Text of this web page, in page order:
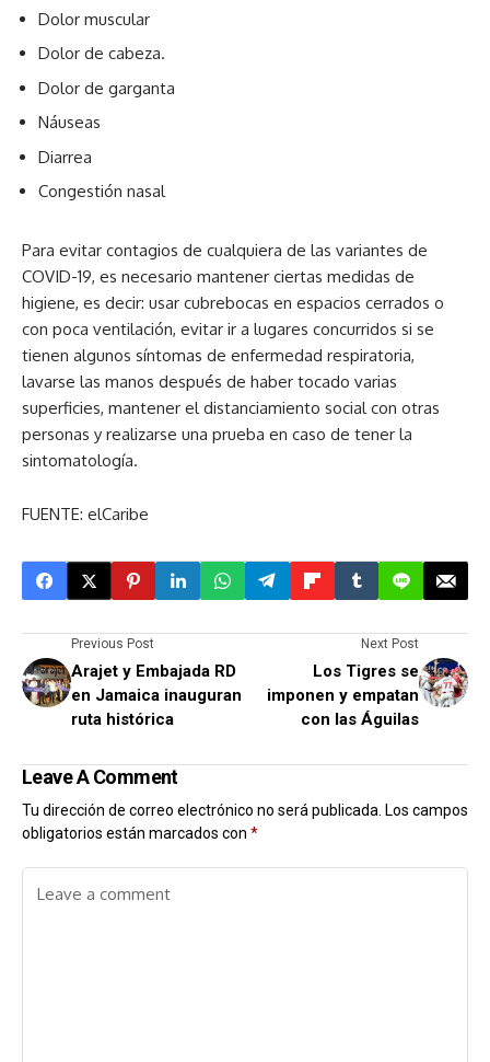
Dolor muscular
Dolor de cabeza.
Dolor de garganta
Náuseas
Diarrea
Congestión nasal
Para evitar contagios de cualquiera de las variantes de
COVID-19, es necesario mantener ciertas medidas de
higiene, es decir: usar cubrebocas en espacios cerrados o
con poca ventilación, evitar ir a lugares concurridos si se
tienen algunos síntomas de enfermedad respiratoria,
lavarse las manos después de haber tocado varias
superficies, mantener el distanciamiento social con otras
personas y realizarse una prueba en caso de tener la
sintomatología.
FUENTE: elCaribe
Previous Post
Arajet y Embajada RD
en Jamaica inauguran
ruta histórica
Next Post
Los Tigres se
imponen y empatan
con las Águilas
Leave A Comment
Tu dirección de correo electrónico no será publicada. Los campos
obligatorios están marcados con *